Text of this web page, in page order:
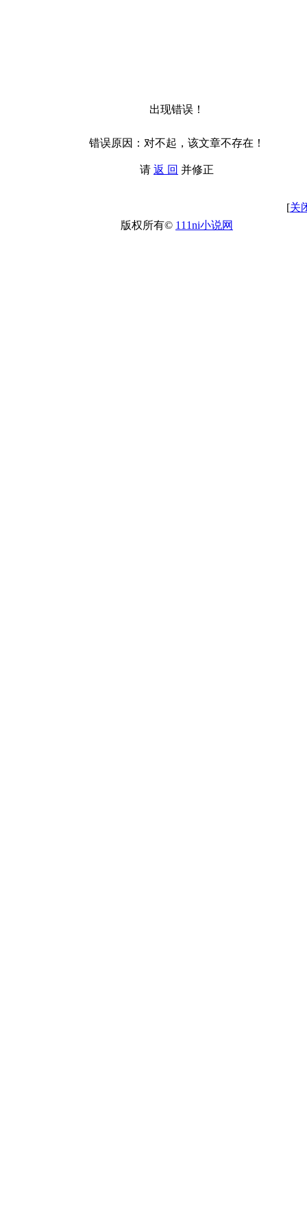
出现错误！
错误原因：对不起，该文章不存在！
请 返 回 并修正
[关
版权所有© 111ni小说网